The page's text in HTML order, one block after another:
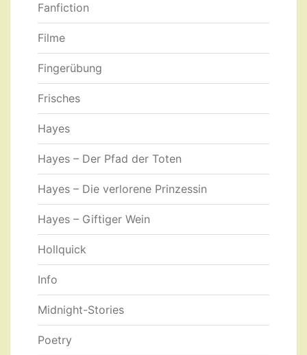
Fanfiction
Filme
Fingerübung
Frisches
Hayes
Hayes – Der Pfad der Toten
Hayes – Die verlorene Prinzessin
Hayes – Giftiger Wein
Hollquick
Info
Midnight-Stories
Poetry